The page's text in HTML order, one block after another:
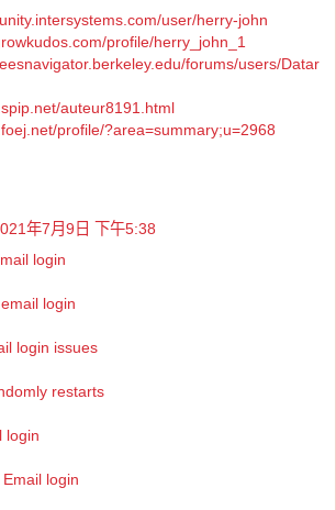
user/herry-john
profile/herry_john_1
forums/users/Datar
auteur8191.html
profile/?area=summary;u=2968
年7月9日 下午5:38
login
login
login issues
restarts
login
login